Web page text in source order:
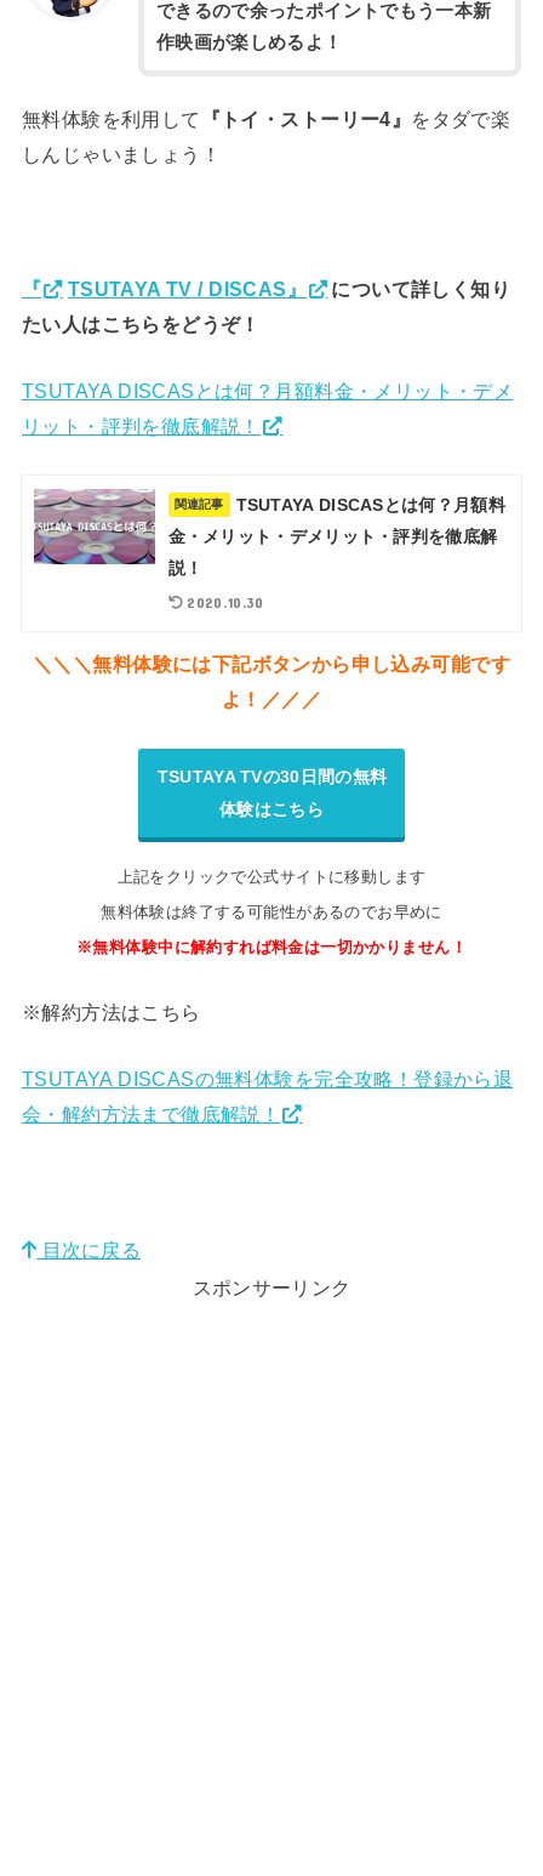
できるので余ったポイントでもう一本新
作映画が楽しめるよ！
無料体験を利用して 『トイ・ストーリー4』
をタダで楽
しんじゃいましょう！
『 TSUTAYA TV / DISCAS 』
について詳しく知り
たい人はこちらをどうぞ！
TSUTAYA DISCASとは何？月額料金・メリット・デメ
リット・評判を徹底解説！
関連記事
TSUTAYA DISCASとは何？月額料
金・メリット・デメリット・評判を徹底解
説！
2020.10.30
＼＼＼無料体験には下記ボタンから申し込み可能です
よ！／／／
TSUTAYA TVの30日間の無料
体験はこちら
上記をクリックで公式サイトに移動します
無料体験は終了する可能性があるのでお早めに
※無料体験中に解約すれば料金は一切かかりません！
※解約方法はこちら
TSUTAYA DISCASの無料体験を完全攻略！登録から退
会・解約方法まで徹底解説！
目次に戻る
スポンサーリンク